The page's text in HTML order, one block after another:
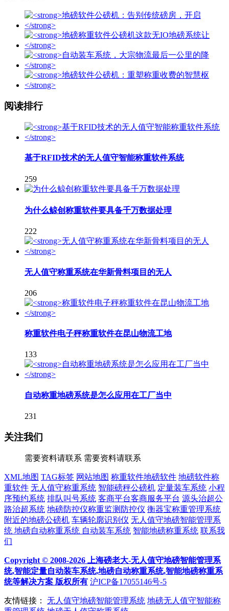
阅读排行
基于RFID技术的无人值守智能称重软件系统
259
为什么鲸创称重软件要具备千万数据处理
222
无人值守称重系统在华新骨料项目的无人
206
称重软件电子秤称重软件在昆山物流工地
133
自动称重地磅系统是怎么应用在工厂当中
231
关注我们
需要资料请联系 需要资料请联系
XML地图 TAG标签 网站地图 称重软件地磅软件 地磅软件称
重软件 无人值守称重系统 智能磅秤公磅机 定量装车系统 小程
序预约系统 排队叫号系统 客商平台客商服务平台 源头治超公
路治超系统 地磅防控仪称重监测防控仪 衡器宝称重管理系统
附近的地磅公磅机 车辆轮廓识别仪 无人值守地磅智能管理系
统 地磅自动称重系统 自动装车系统 智能地磅称重系统 联系我
们
Copyright © 2008-2026 上海磅老大-无人值守地磅智能管理系
统,智能定量自动装车系统,地磅自动称重系统,智能地磅称重系
统等解决方案 版权所有 沪ICP备17055146号-5
友情链接： 无人值守地磅智能管理系统 地磅无人值守智能称